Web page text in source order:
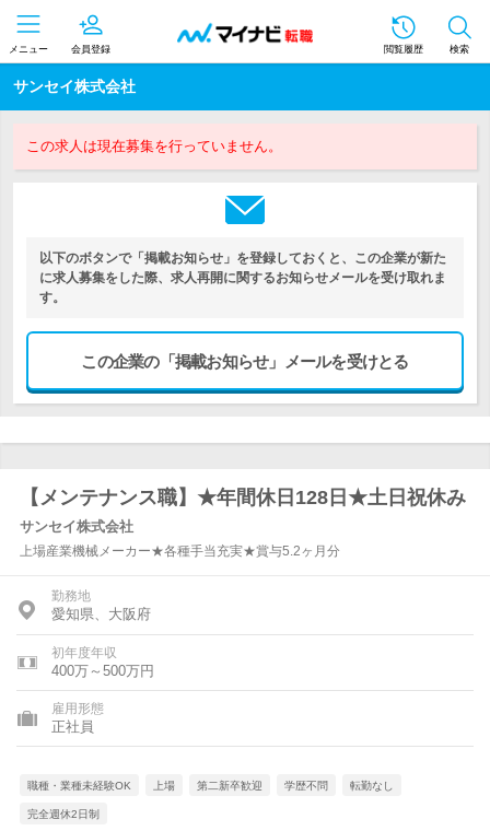
メニュー 会員登録 閲覧履歴 検索
サンセイ株式会社
この求人は現在募集を行っていません。
以下のボタンで「掲載お知らせ」を登録しておくと、この企業が新た
に求人募集をした際、求人再開に関するお知らせメールを受け取れま
す。
この企業の「掲載お知らせ」メールを受けとる
【メンテナンス職】★年間休日128日★土日祝休み
サンセイ株式会社
上場産業機械メーカー★各種手当充実★賞与5.2ヶ月分
勤務地
愛知県、大阪府
初年度年収
400万～500万円
雇用形態
正社員
職種・業種未経験OK 上場 第二新卒歓迎 学歴不問 転勤なし
完全週休2日制